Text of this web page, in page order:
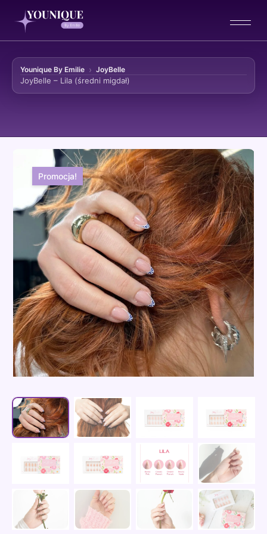
Younique By Emilie JoyBelle
JoyBelle – Lila (średni migdał)
Przejdź do treści
Promocja!